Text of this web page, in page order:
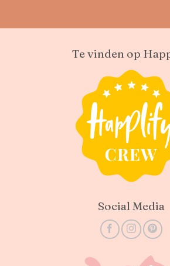
Te vinden op
Social Media